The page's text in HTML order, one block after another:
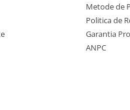
Metode de
Politica de
Garantia
ANPC